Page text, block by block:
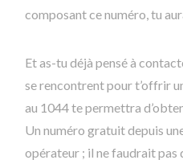
composant ce numéro, tu
Et as-tu déjà pensé à
se rencontrent pour t’offrir
au 1044 te permettra
Un numéro gratuit depuis
opérateur ; il ne faudrait pas